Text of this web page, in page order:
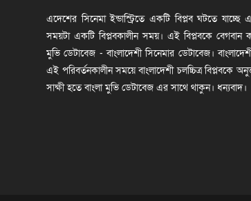
এদেশের সিনেমা ইন্ডাস্ট্রিতে একটি বিপ্লব ঘটতে যাচ্ছে
সময়টা একটি বিপ্লবকালীন সময়। এই বিপ্লবকে বেগবান
মুভি ডেটাবেজ - বাংলাদেশী সিনেমার ডেটাবেজ। বাংলাদেশী
এই পরিবর্তনকালীন সময়ে বাংলাদেশী চলচ্চিত্র বিপ্লবকে
সাক্ষী হতে বাংলা মুভি ডেটাবেজ এর সাথে থাকুন। ধন্যবাদ।